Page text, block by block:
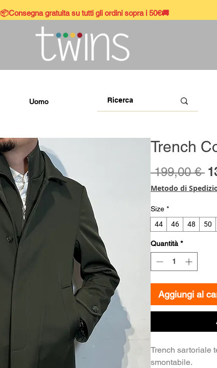
📦Consegna gratuita su tutti gli ordini sopra i 50€🚚
Uomo
Trench
199,00 €
Metodo di
Size *
44
46 48 50
Quantità *
Aggiungi al
Trench sartoriale
smontabile.